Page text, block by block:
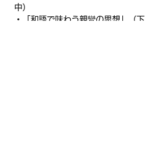
中）
・「和語で味わう親鸞の思想」（下